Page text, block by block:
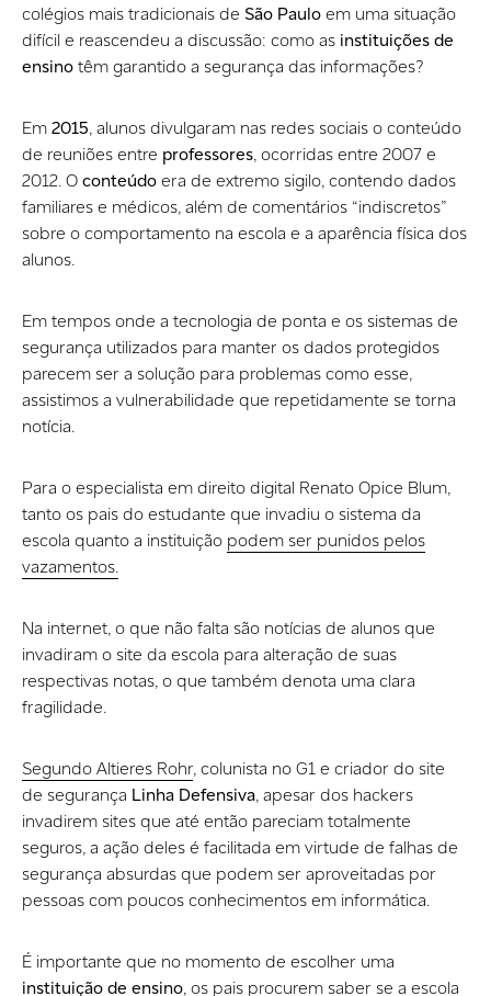
colégios mais tradicionais de São Pauloem uma situação
difícil e reascendeu a discussão: como as instituições de
ensinotêm garantido a segurança das informações?
Em2015, alunos divulgaram nas redes sociais o conteúdo
de reuniões entre professores, ocorridas entre 2007 e
2012. Oconteúdoera de extremo sigilo, contendo dados
familiares e médicos, além de comentários “indiscretos”
sobre o comportamento na escola e a aparência física dos
alunos.
Em tempos onde a tecnologia de ponta e os sistemas de
segurança utilizados para manter os dados protegidos
parecem ser a solução para problemas como esse,
assistimos a vulnerabilidade que repetidamente se torna
notícia.
Para o especialista em direito digital Renato Opice Blum,
tanto os pais do estudante que invadiu o sistema da
escola quanto a instituição podem ser punidos pelos
vazamentos.
Na internet, o que não falta são notícias de alunos que
invadiram o site da escola para alteração de suas
respectivas notas, o que também denota uma clara
fragilidade.
Segundo Altieres Rohr, colunista no G1 e criador do site
de segurança Linha Defensiva, apesar dos hackers
invadirem sites que até então pareciam totalmente
seguros, a ação deles é facilitada em virtude de falhas de
segurança absurdas que podem ser aproveitadas por
pessoas com poucos conhecimentos em informática.
É importante que no momento de escolher uma
instituição de ensino, os pais procurem saber se a escola